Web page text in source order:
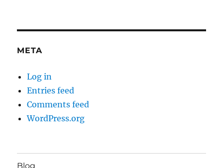
META
Log in
Entries feed
Comments feed
WordPress.org
Blog